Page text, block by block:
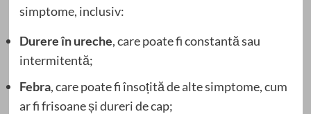
simptome, inclusiv:
Durere în ureche, care poate fi constantă sau
intermitentă;
Febra, care poate fi însoțită de alte simptome, cum
ar fi frisoane și dureri de cap;